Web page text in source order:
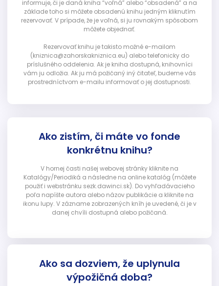
informuje, či je daná kniha “voľná” alebo “obsadená” a na
základe toho si môžete obsadenú knihu jedným kliknutím
rezervovať. V prípade, že je voľná, si ju rovnakým spôsobom
môžete objednať.
Rezervovať knihu je takisto možné e-mailom
(kniznica@zahorskakniznica.eu) alebo telefonicky do
príslušného oddelenia. Ak je kniha dostupná, knihovníci
vám ju odložia. Ak ju má požičaný iný čitateľ, budeme vás
prostredníctvom e-mailu informovať o jej dostupnosti.
Ako zistím, či máte vo fonde
konkrétnu knihu?
V hornej časti našej webovej stránky kliknite na
Katalógy/Periodiká a následne na online katalóg (môžete
použiť i webstránku sezk.dawinci.sk). Do vyhľadávacieho
poľa napíšte autora alebo názov publikácie a kliknite na
ikonu lupy. V zázname zobrazených kníh je uvedené, či je v
danej chvíli dostupná alebo požičaná.
Ako sa dozviem, že uplynula
výpožičná doba?